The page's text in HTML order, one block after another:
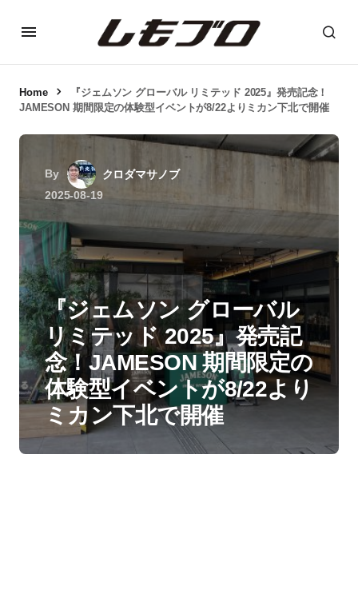
Home
『ジェムソン グローバル リミテッド 2025』発売記念！
JAMESON 期間限定の体験型イベントが8/22よりミカン下北で開催
By
クロダマサノブ
2025-08-19
『ジェムソン グローバル
リミテッド 2025』発売記
念！JAMESON 期間限定の
体験型イベントが8/22より
ミカン下北で開催